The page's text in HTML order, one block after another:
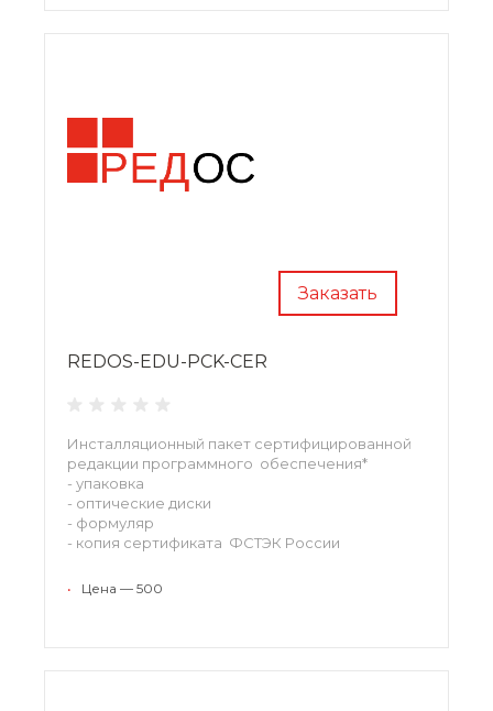
Заказать
REDOS-EDU-PCK-CER
Инсталляционный пакет сертифицированной
редакции программного обеспечения*
- упаковка
- оптические диски
- формуляр
- копия сертификата ФСТЭК России
• Цена — 500